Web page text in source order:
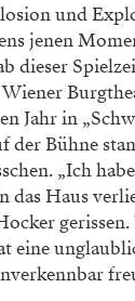
und
jenen
dieser
Jahr in
der Bühne
„Ich
das Haus
eine